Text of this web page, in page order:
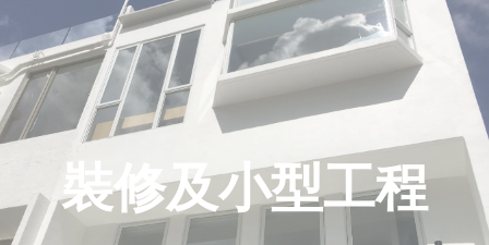
裝修及小型工程